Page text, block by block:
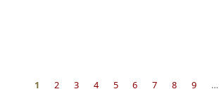
1 2 3 4 5 6 7 8 9 …